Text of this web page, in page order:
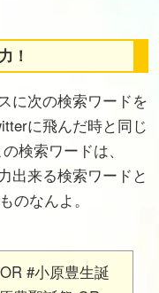
！
に次の検索ワードを
に飛んだ時と同じ
検索ワードは、
出来る検索ワードと
のなんよ。
#小原豊生誕